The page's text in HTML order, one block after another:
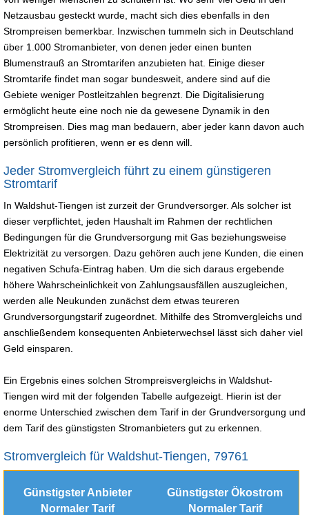
Netzausbau gesteckt wurde, macht sich dies ebenfalls in den
Strompreisen bemerkbar. Inzwischen tummeln sich in Deutschland
über 1.000 Stromanbieter, von denen jeder einen bunten
Blumenstrauß an Stromtarifen anzubieten hat. Einige dieser
Stromtarife findet man sogar bundesweit, andere sind auf die
Gebiete weniger Postleitzahlen begrenzt. Die Digitalisierung
ermöglicht heute eine noch nie da gewesene Dynamik in den
Strompreisen. Dies mag man bedauern, aber jeder kann davon auch
persönlich profitieren, wenn er es denn will.
Jeder Stromvergleich führt zu einem günstigeren
Stromtarif
In Waldshut-Tiengen ist zurzeit der Grundversorger. Als solcher ist
dieser verpflichtet, jeden Haushalt im Rahmen der rechtlichen
Bedingungen für die Grundversorgung mit Gas beziehungsweise
Elektrizität zu versorgen. Dazu gehören auch jene Kunden, die einen
negativen Schufa-Eintrag haben. Um die sich daraus ergebende
höhere Wahrscheinlichkeit von Zahlungsausfällen auszugleichen,
werden alle Neukunden zunächst dem etwas teureren
Grundversorgungstarif zugeordnet. Mithilfe des Stromvergleichs und
anschließendem konsequenten Anbieterwechsel lässt sich daher viel
Geld einsparen.
Ein Ergebnis eines solchen Strompreisvergleichs in Waldshut-
Tiengen wird mit der folgenden Tabelle aufgezeigt. Hierin ist der
enorme Unterschied zwischen dem Tarif in der Grundversorgung und
dem Tarif des günstigsten Stromanbieters gut zu erkennen.
Stromvergleich für Waldshut-Tiengen, 79761
Günstigster Anbieter
Normaler Tarif
Günstigster Ökostrom
Normaler Tarif